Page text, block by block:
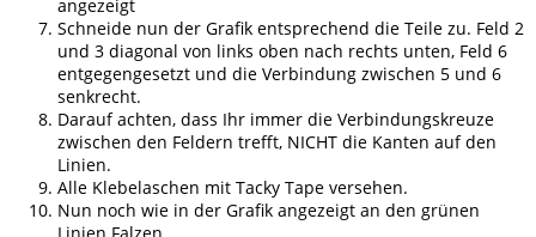
angezeigt
Schneide nun der Grafik entsprechend die Teile zu. Feld 2
und 3 diagonal von links oben nach rechts unten, Feld 6
entgegengesetzt und die Verbindung zwischen 5 und 6
senkrecht.
Darauf achten, dass Ihr immer die Verbindungskreuze
zwischen den Feldern trefft, NICHT die Kanten auf den
Linien.
Alle Klebelaschen mit Tacky Tape versehen.
Nun noch wie in der Grafik angezeigt an den grünen